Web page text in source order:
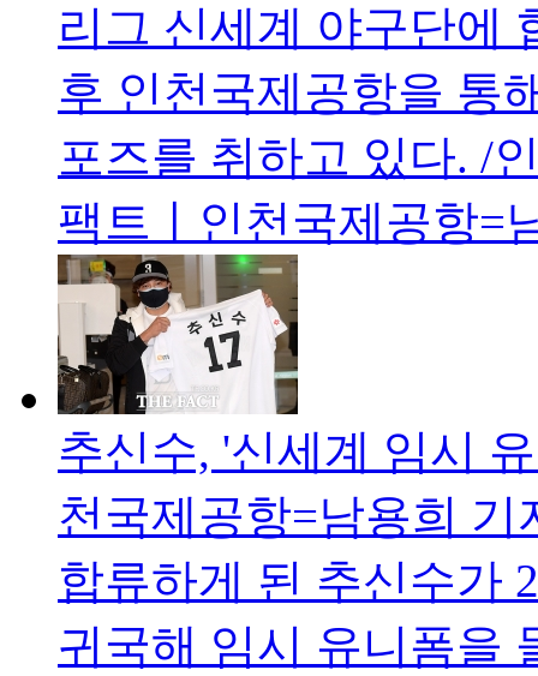
리그 신세계 야구단에
후 인천국제공항을 통
포즈를 취하고 있다. /
팩트ㅣ인천국제공항=
추신수, '신세계 임시
천국제공항=남용희
합류하게 된 추신수가
귀국해 임시 유니폼을